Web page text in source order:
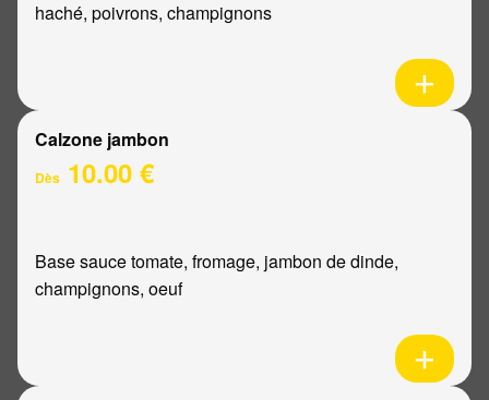
haché, poivrons, champignons
Calzone jambon
Dès 10.00 €
Base sauce tomate, fromage, jambon de dinde,
champignons, oeuf